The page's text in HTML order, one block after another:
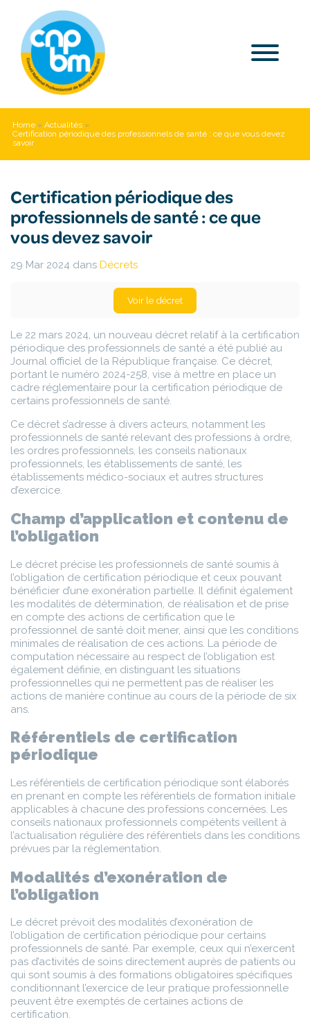
Home » Actualités »
Certification périodique des professionnels de santé : ce que vous devez
savoir
Certification périodique des
professionnels de santé : ce que
vous devez savoir
29 Mar 2024 dans Décrets
Voir le décret
Le 22 mars 2024, un nouveau décret relatif à la certification
périodique des professionnels de santé a été publié au
Journal officiel de la République française. Ce décret,
portant le numéro 2024-258, vise à mettre en place un
cadre réglementaire pour la certification périodique de
certains professionnels de santé.
Ce décret s’adresse à divers acteurs, notamment les
professionnels de santé relevant des professions à ordre,
les ordres professionnels, les conseils nationaux
professionnels, les établissements de santé, les
établissements médico-sociaux et autres structures
d’exercice.
Champ d’application et contenu de
l’obligation
Le décret précise les professionnels de santé soumis à
l’obligation de certification périodique et ceux pouvant
bénéficier d’une exonération partielle. Il définit également
les modalités de détermination, de réalisation et de prise
en compte des actions de certification que le
professionnel de santé doit mener, ainsi que les conditions
minimales de réalisation de ces actions. La période de
computation nécessaire au respect de l’obligation est
également définie, en distinguant les situations
professionnelles qui ne permettent pas de réaliser les
actions de manière continue au cours de la période de six
ans.
Référentiels de certification
périodique
Les référentiels de certification périodique sont élaborés
en prenant en compte les référentiels de formation initiale
applicables à chacune des professions concernées. Les
conseils nationaux professionnels compétents veillent à
l’actualisation régulière des référentiels dans les conditions
prévues par la réglementation.
Modalités d’exonération de
l’obligation
Le décret prévoit des modalités d’exonération de
l’obligation de certification périodique pour certains
professionnels de santé. Par exemple, ceux qui n’exercent
pas d’activités de soins directement auprès de patients ou
qui sont soumis à des formations obligatoires spécifiques
conditionnant l’exercice de leur pratique professionnelle
peuvent être exemptés de certaines actions de
certification.